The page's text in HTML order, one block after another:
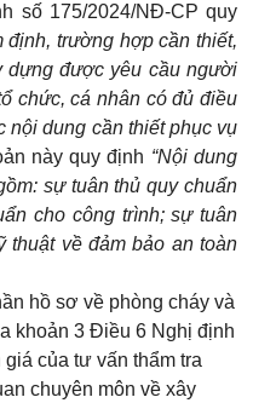
số 175/2024/NĐ-CP quy
định, trường hợp cần thiết,
dựng được yêu cầu người
chức, cá nhân có đủ điều
nội dung cần thiết phục vụ
này quy định “Nội dung
sự tuân thủ quy chuẩn
cho công trình; sự tuân
thuật về đảm bảo an toàn
hồ sơ về phòng cháy và
khoản 3 Điều 6 Nghị định
giá của tư vấn thẩm tra
chuyên môn về xây